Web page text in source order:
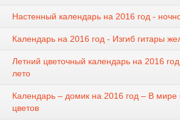
Настенный календарь на 2016 год -
Календарь на 2016 год - Изгиб гитары
Летний цветочный календарь на 2016
лето
Календарь – домик на 2016 год – В мире
цветов